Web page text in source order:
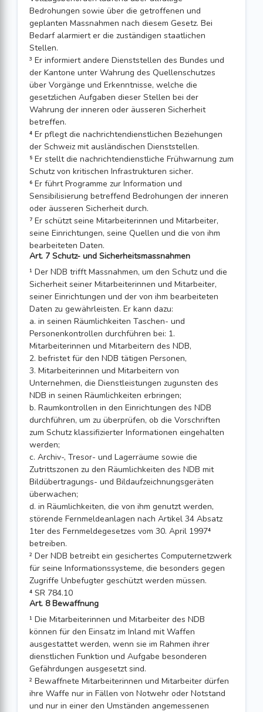
Bedrohungen sowie über die getroffenen und
geplanten Massnahmen nach diesem Gesetz. Bei
Bedarf alarmiert er die zuständigen staatlichen
Stellen.
³ Er informiert andere Dienststellen des Bundes und
der Kantone unter Wahrung des Quellenschutzes
über Vorgänge und Erkenntnisse, welche die
gesetzlichen Aufgaben dieser Stellen bei der
Wahrung der inneren oder äusseren Sicherheit
betreffen.
⁴ Er pflegt die nachrichtendienstlichen Beziehungen
der Schweiz mit ausländischen Dienststellen.
⁵ Er stellt die nachrichtendienstliche Frühwarnung zum
Schutz von kritischen Infrastrukturen sicher.
⁶ Er führt Programme zur Information und
Sensibilisierung betreffend Bedrohungen der inneren
oder äusseren Sicherheit durch.
⁷ Er schützt seine Mitarbeiterinnen und Mitarbeiter,
seine Einrichtungen, seine Quellen und die von ihm
bearbeiteten Daten.
Art. 7 Schutz- und Sicherheitsmassnahmen
¹ Der NDB trifft Massnahmen, um den Schutz und die
Sicherheit seiner Mitarbeiterinnen und Mitarbeiter,
seiner Einrichtungen und der von ihm bearbeiteten
Daten zu gewährleisten. Er kann dazu:
a. in seinen Räumlichkeiten Taschen- und
Personenkontrollen durchführen bei: 1.
Mitarbeiterinnen und Mitarbeitern des NDB,
2. befristet für den NDB tätigen Personen,
3. Mitarbeiterinnen und Mitarbeitern von
Unternehmen, die Dienstleistungen zugunsten des
NDB in seinen Räumlichkeiten erbringen;
b. Raumkontrollen in den Einrichtungen des NDB
durchführen, um zu überprüfen, ob die Vorschriften
zum Schutz klassifizierter Informationen eingehalten
werden;
c. Archiv-, Tresor- und Lagerräume sowie die
Zutrittszonen zu den Räumlichkeiten des NDB mit
Bildübertragungs- und Bildaufzeichnungsgeräten
überwachen;
d. in Räumlichkeiten, die von ihm genutzt werden,
störende Fernmeldeanlagen nach Artikel 34 Absatz
1ter des Fernmeldegesetzes vom 30. April 1997⁴
betreiben.
² Der NDB betreibt ein gesichertes Computernetzwerk
für seine Informations­systeme, die besonders gegen
Zugriffe Unbefugter geschützt werden müssen.
⁴ SR 784.10
Art. 8 Bewaffnung
¹ Die Mitarbeiterinnen und Mitarbeiter des NDB
können für den Einsatz im Inland mit Waffen
ausgestattet werden, wenn sie im Rahmen ihrer
dienstlichen Funktion und Aufgabe besonderen
Gefährdungen ausgesetzt sind.
² Bewaffnete Mitarbeiterinnen und Mitarbeiter dürfen
ihre Waffe nur in Fällen von Notwehr oder Notstand
und nur in einer den Umständen angemessenen